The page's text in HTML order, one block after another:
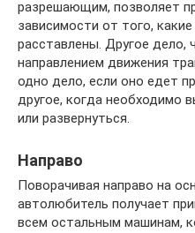
разрешающим, позволяет
зависимости от того,
расставлены. Другое дело,
направлением движения
одно дело, если оно едет
другое, когда необходимо
или развернуться.
Направо
Поворачивая направо на
автолюбитель получает
всем остальным машинам,